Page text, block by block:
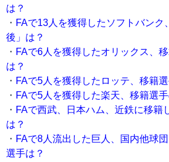
は？
・ FAで13人を獲得したソフトバンク
後」は？
・ FAで6人を獲得したオリックス、
は？
・ FAで5人を獲得したロッテ、移籍
・ FAで5人を獲得した楽天、移籍選
・ FAで西武、日本ハム、近鉄に移籍
は？
・ FAで8人流出した巨人、国内他球
選手は？